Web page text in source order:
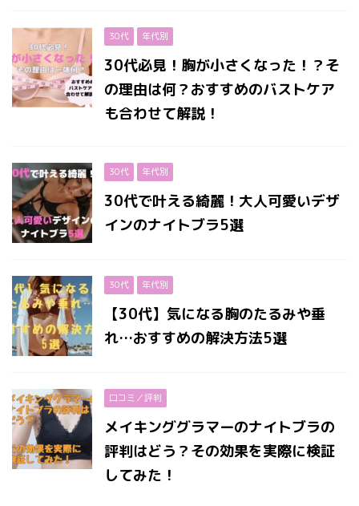
30代 年代別
30代必見！胸が小さくなった！？そ
の理由は何？おすすめのバストケア
も合わせて解説！
30代 年代別
30代で叶える綺麗！大人可愛いデザ
インのナイトブラ5選
30代 年代別
【30代】気になる胸のたるみや垂
れ…おすすめの解決方法5選
口コミ／評判
メイキンググラマーのナイトブラの
評判はどう？その効果を実際に検証
してみた！